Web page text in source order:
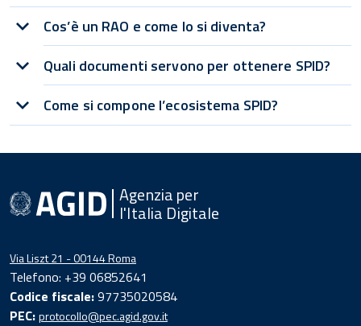
Cos’è un RAO e come lo si diventa?
Quali documenti servono per ottenere SPID?
Come si compone l’ecosistema SPID?
Agenzia per
l'Italia Digitale
Via Liszt 21 - 00144 Roma
Telefono: +39 06852641
Codice fiscale:97735020584
PEC:protocollo@pec.agid.gov.it